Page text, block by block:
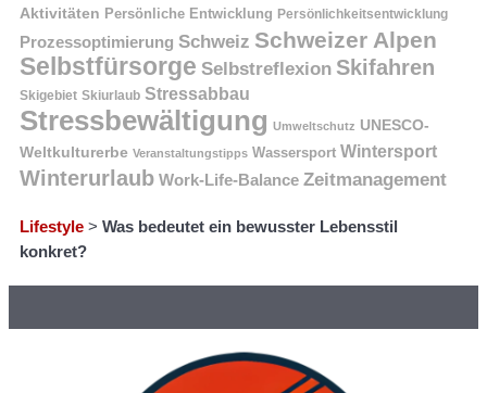
Aktivitäten Persönliche Entwicklung Persönlichkeitsentwicklung
Prozessoptimierung Schweiz Schweizer Alpen
Selbstfürsorge Selbstreflexion Skifahren
Skigebiet Skiurlaub Stressabbau
Stressbewältigung Umweltschutz UNESCO-
Weltkulturerbe Veranstaltungstipps Wassersport Wintersport
Winterurlaub Work-Life-Balance Zeitmanagement
Lifestyle > Was bedeutet ein bewusster Lebensstil
konkret?